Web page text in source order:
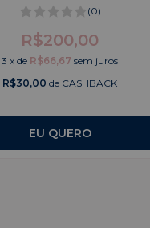
(0)
R$200,00
3 xde R$66,67 sem juros
R$30,00 de CASHBACK